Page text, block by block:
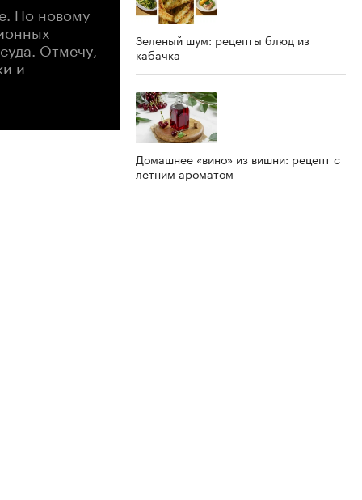
По новому
Отмечу,
и
Зеленый шум: рецепты блюд из
кабачка
Домашнее «вино» из вишни: рецепт с
летним ароматом